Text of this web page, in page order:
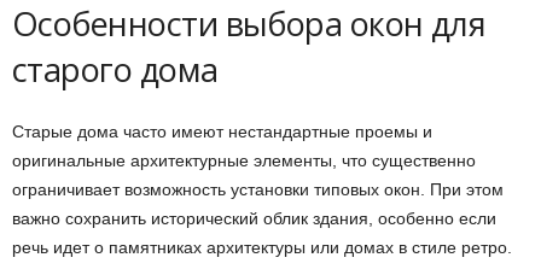
Особенности выбора окон для
старого дома
Старые дома часто имеют нестандартные проемы и
оригинальные архитектурные элементы, что существенно
ограничивает возможность установки типовых окон. При этом
важно сохранить исторический облик здания, особенно если
речь идет о памятниках архитектуры или домах в стиле ретро.